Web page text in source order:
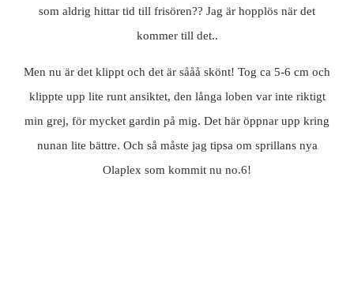
som aldrig hittar tid till frisören?? Jag är hopplös när det
kommer till det..
Men nu är det klippt och det är sååå skönt! Tog ca 5-6 cm och
klippte upp lite runt ansiktet, den långa loben var inte riktigt
min grej, för mycket gardin på mig. Det här öppnar upp kring
nunan lite bättre. Och så måste jag tipsa om sprillans nya
Olaplex som kommit nu no.6!